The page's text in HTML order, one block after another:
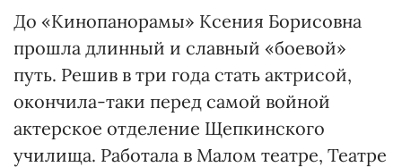
До «Кинопанорамы» Ксения Борисовна
прошла длинный и славный «боевой»
путь. Решив в три года стать актрисой,
окончила-таки перед самой войной
актерское отделение Щепкинского
училища. Работала в Малом театре, Театре